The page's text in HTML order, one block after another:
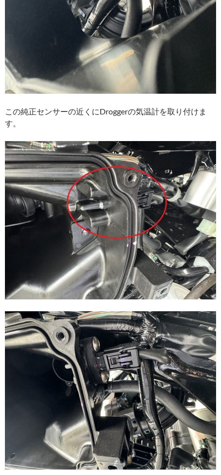
この純正センサーの近くにDroggerの気温計を取り付けま
す。